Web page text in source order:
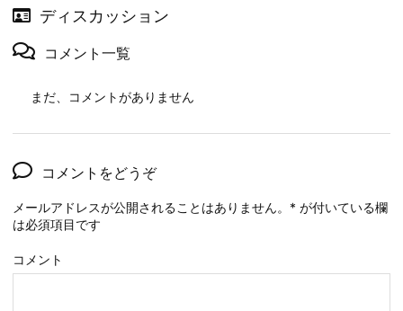
ディスカッション
コメント一覧
まだ、コメントがありません
コメントをどうぞ
メールアドレスが公開されることはありません。 * が付いている欄
は必須項目です
コメント